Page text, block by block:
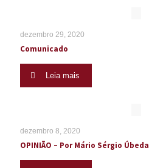
dezembro 29, 2020
Comunicado
Leia mais
dezembro 8, 2020
OPINIÃO – Por Mário Sérgio Úbeda